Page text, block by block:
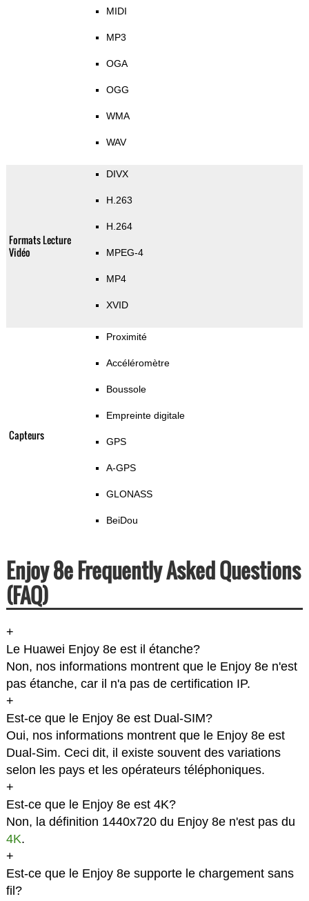
MIDI
MP3
OGA
OGG
WMA
WAV
Formats Lecture
Vidéo
DIVX
H.263
H.264
MPEG-4
MP4
XVID
Capteurs
Proximité
Accéléromètre
Boussole
Empreinte digitale
GPS
A-GPS
GLONASS
BeiDou
Enjoy 8e Frequently Asked Questions
(FAQ)
+
Le Huawei Enjoy 8e est il étanche?
Non, nos informations montrent que le Enjoy 8e n'est
pas étanche, car il n'a pas de certification IP.
+
Est-ce que le Enjoy 8e est Dual-SIM?
Oui, nos informations montrent que le Enjoy 8e est
Dual-Sim. Ceci dit, il existe souvent des variations
selon les pays et les opérateurs téléphoniques.
+
Est-ce que le Enjoy 8e est 4K?
Non, la définition 1440x720 du Enjoy 8e n'est pas du
4K.
+
Est-ce que le Enjoy 8e supporte le chargement sans
fil?